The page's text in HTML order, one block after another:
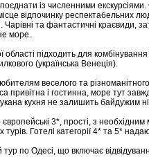
із численними
відпочинку респектабельних
Чарівні та фантастичні краєвиди,
море.
підходить для
(українська Венеція).
веселого та
привітна і гостинна, море тут
кухня не залишить байдужим
3*, прості, з
турів. Готелі категорії 4* та 5*
по Одесі, що включає